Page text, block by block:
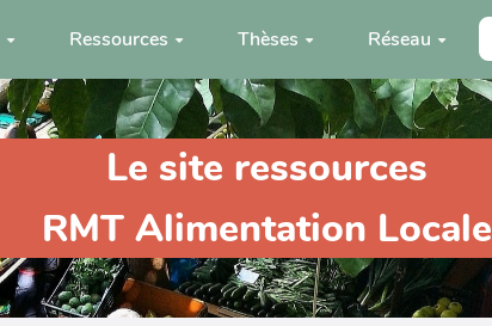
Ressources Thèses Réseau
Le site ressources
RMT Alimentation Locale